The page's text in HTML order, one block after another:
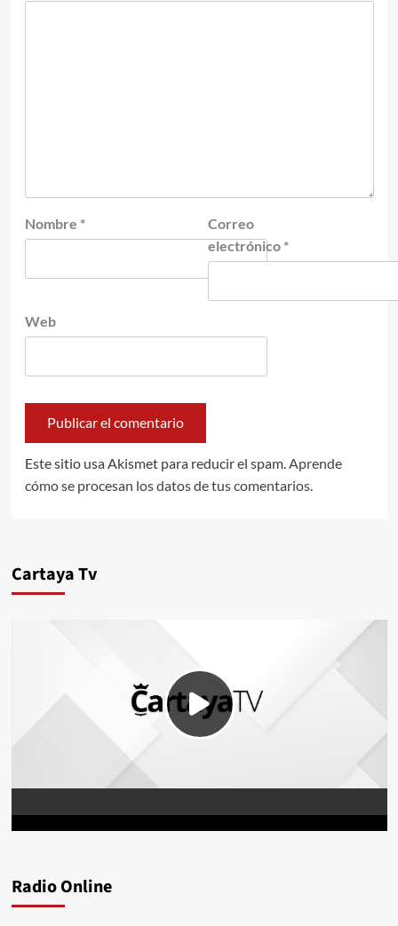
Nombre *
Correo
electrónico *
Web
Este sitio usa Akismet para reducir el spam. Aprende
cómo se procesan los datos de tus comentarios.
Cartaya Tv
Radio Online